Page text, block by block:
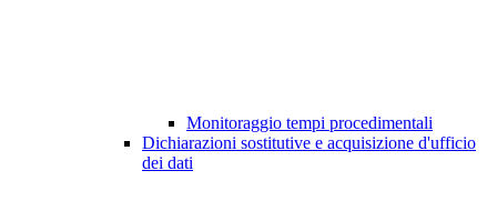
Monitoraggio tempi procedimentali
Dichiarazioni sostitutive e acquisizione d'ufficio
dei dati